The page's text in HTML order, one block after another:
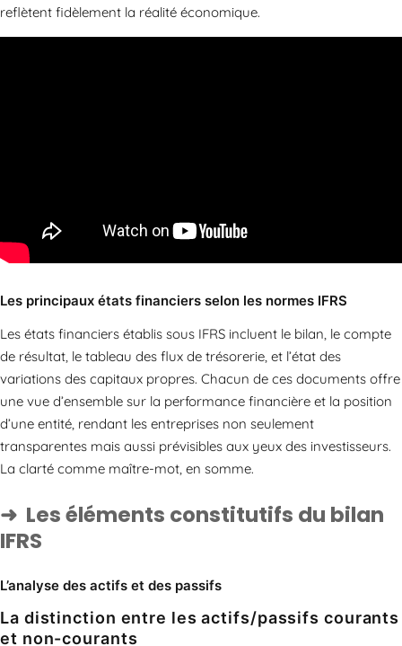
reflètent fidèlement la réalité économique.
Les principaux états financiers selon les normes IFRS
Les états financiers établis sous IFRS incluent le bilan, le compte
de résultat, le tableau des flux de trésorerie, et l’état des
variations des capitaux propres. Chacun de ces documents offre
une vue d’ensemble sur la performance financière et la position
d’une entité, rendant les entreprises non seulement
transparentes mais aussi prévisibles aux yeux des investisseurs.
La clarté comme maître-mot, en somme.
Les éléments constitutifs du bilan
IFRS
L’analyse des actifs et des passifs
La distinction entre les actifs/passifs courants
et non-courants